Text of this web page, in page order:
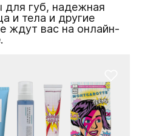
для губ, надежная
и тела и другие
ждут вас на онлайн-